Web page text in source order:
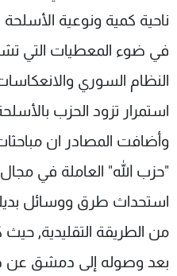
ناحية كمية ونوعية
في ضوء المعطيات التي
النظام السوري
استمرار تزود الحزب
وأضافت المصادر ان
"حزب الله" العاملة في
استحداث طرق ووسائل
من الطريقة التقليدية,
بعد وصوله إلى دمشق عن